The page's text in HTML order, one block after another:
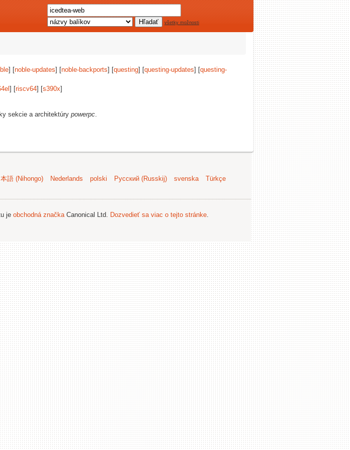
všetky možnosti
] [noble-updates] [noble-backports] [questing] [questing-updates] [questing-
] [riscv64] [s390x]
sekcie a architektúry powerpc.
本語 (Nihongo) Nederlands polski Русский (Russkij) svenska
Türkçe
je obchodná značkaCanonical Ltd. Dozvedieť sa viac o tejto stránke.